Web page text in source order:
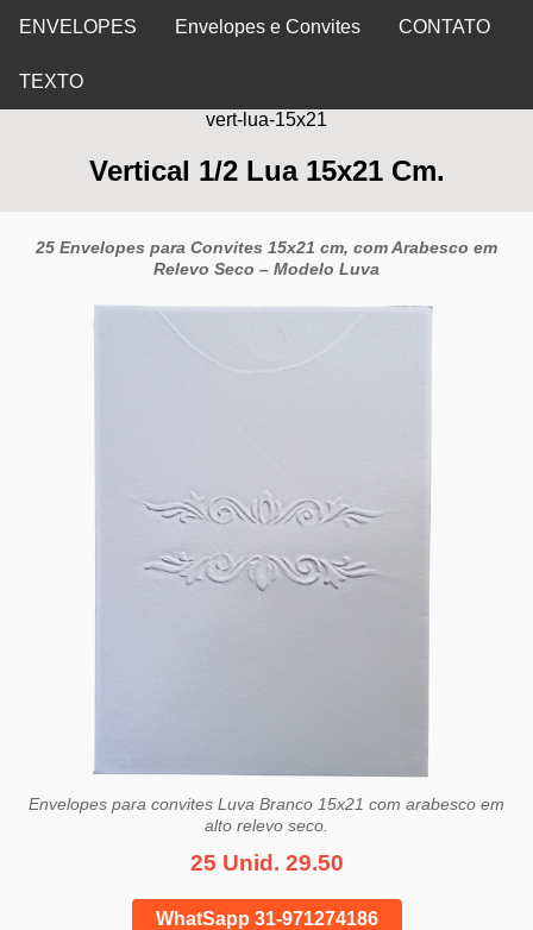
ENVELOPES Envelopes e Convites CONTATO
TEXTO
vert-lua-15x21
Vertical 1/2 Lua 15x21 Cm.
25 Envelopes para Convites 15x21 cm, com Arabesco em
Relevo Seco – Modelo Luva
Envelopes para convites Luva Branco 15x21 com arabesco em
alto relevo seco.
25 Unid. 29.50
WhatSapp 31-971274186